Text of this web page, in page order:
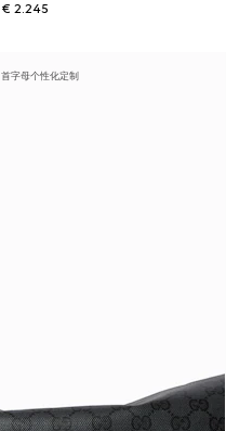
€ 2.245
首字母个性化定制